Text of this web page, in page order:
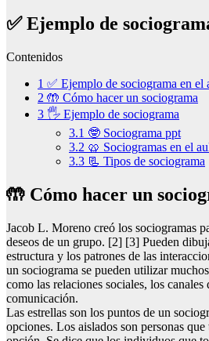
✅ Ejemplo de
Contenidos
1 ✅ Ejemplo de sociograma en el
2 🤲 Cómo hacer un sociograma
3 🖐 Ejemplo de sociograma
3.1 🤓 Sociograma ppt
3.2 🥨 Sociogramas en el
3.3 📃 Tipos de sociograma
🤲 Cómo hacer un
Jacob L. Moreno creó los sociogramas
deseos de un grupo. [2] [3] Pueden
estructura y los patrones de las
un sociograma se pueden utilizar
como las relaciones sociales, los
comunicación.
Las estrellas son los puntos de un
opciones. Los aislados son personas